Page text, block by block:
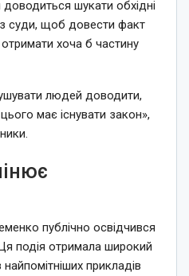
шукати обхідні
суди, щоб довести факт
хоча б частину
людей доводити,
має існувати закон»,
публічно освідчився
подія отримала широкий
прикладів